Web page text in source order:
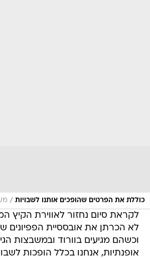
כוללת את הפרטים שהופכים אותנו לשבויות /
לקראת סיום נחזור לאווירת הקיץ
לא הכרתן את אובססיית הפפיונים
וכשהם מגיעים בוורוד ובמשבצות
אופנתיות, אנחנו בכלל הופכות